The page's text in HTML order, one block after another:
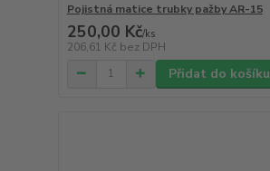
Pojistná matice trubky pažby AR-15
250,00 Kč/ks
206,61 Kč bez DPH
Přidat do košíku